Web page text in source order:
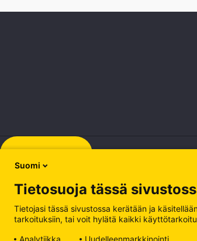
Rekisteröidy
Suomi
Tietosuoja tässä
Tietojasi tässä sivustossa kerätään ja
tarkoituksiin, tai voit hylätä kaikki
Analytiikka
Uudelleenmarkkinointi